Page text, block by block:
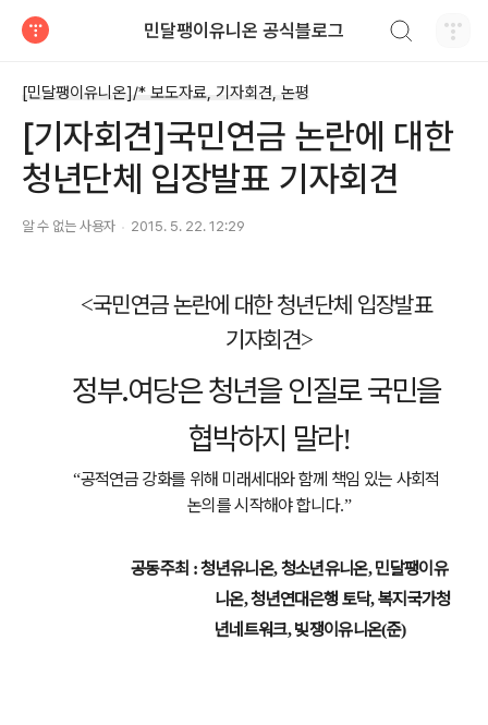
민달팽이유니온 공식블로그
[민달팽이유니온]/* 보도자료, 기자회견, 논평
[기자회견]국민연금 논란에 대한
청년단체 입장발표 기자회견
알 수 없는 사용자 2015. 5. 22. 12:29
<국민연금 논란에 대한 청년단체 입장발표
기자회견>
정부․여당은 청년을 인질로 국민을
협박하지 말라!
“공적연금 강화를 위해 미래세대와 함께 책임 있는 사회적
논의를 시작해야 합니다.”
공동주최 :청년유니온,청소년유니온,민달팽이유
니온,청년연대은행 토닥,복지국가청
년네트워크,빚쟁이유니온(준)